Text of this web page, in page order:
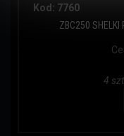
Kod: 7760
ZBC250 SHELKI
4